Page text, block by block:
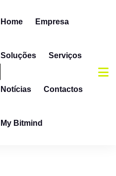
Home
Empresa
Soluções Serviços
Notícias Contactos
My Bitmind